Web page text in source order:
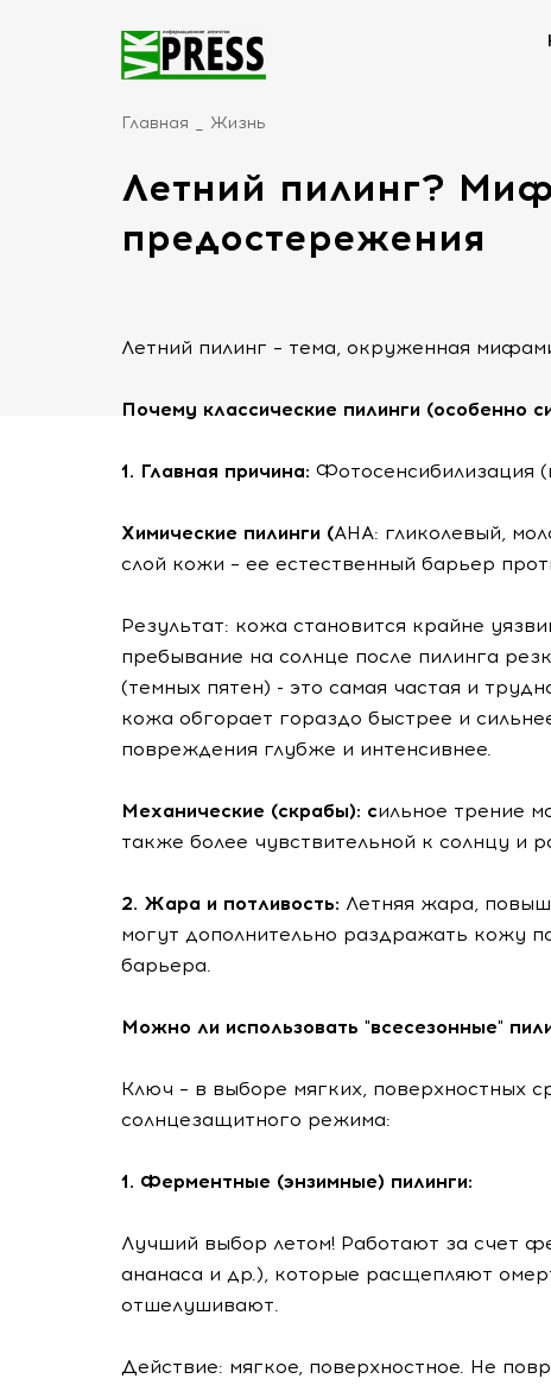
Главная Жизнь
Летний пилинг?
предостережения
Летний пилинг – тема, окруженная
Почему классические пилинги (особенно
1. Главная причина: Фотосенсибилизация
Химические пилинги (AHA: гликолевый,
слой кожи – ее естественный барьер
Результат: кожа становится крайне
пребывание на солнце после пилинга
(темных пятен) - это самая частая и
кожа обгорает гораздо быстрее и
повреждения глубже и интенсивнее.
Механические (скрабы): сильное трение
также более чувствительной к солнцу и
2. Жара и потливость: Летняя жара,
могут дополнительно раздражать кожу
барьера.
Можно ли использовать "всесезонные"
Ключ – в выборе мягких, поверхностных
солнцезащитного режима:
1. Ферментные (энзимные) пилинги:
Лучший выбор летом! Работают за счет
ананаса и др.), которые расщепляют
отшелушивают.
Действие: мягкое, поверхностное. Не